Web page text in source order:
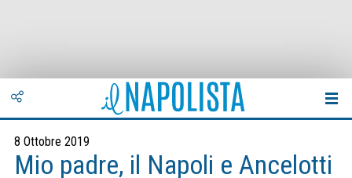
8 Ottobre 2019
Mio padre, il Napoli e Ancelotti